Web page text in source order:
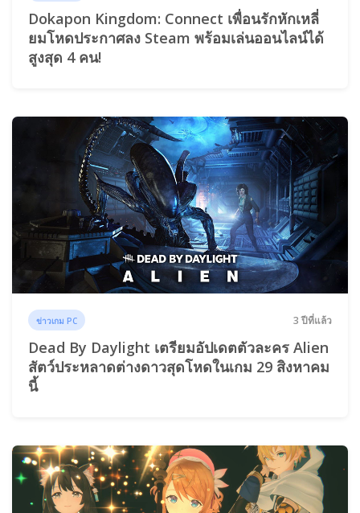
Dokapon Kingdom: Connect เพื่อนรักหักเหลี่
ยมโหดประกาศลง Steam พร้อมเล่นออนไลน์ได้
สูงสุด 4 คน!
ข่าวเกม PC 3 ปีที่แล้ว
Dead By Daylight เตรียมอัปเดตตัวละคร Alien
สัตว์ประหลาดต่างดาวสุดโหดในเกม 29 สิงหาคม
นี้